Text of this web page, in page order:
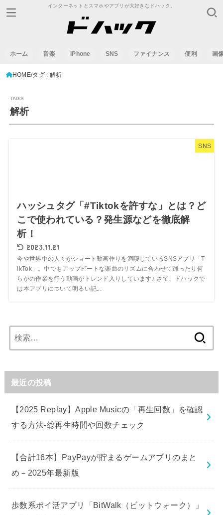
インターネットとスマホやアプリが大好きなドハック。
ホーム 音楽 iPhone SNS ファイナンス 便利 画
HOME タグ : 解析
解析
SNS
ハッシュタグ「#Tiktokを許すな」とは？ど
こで使われている？発生源などを徹底解
析！
2023.11.21
今や世界中の人々がショート動画作りを満喫しているSNSアプリ「T
ikTok」。中でもアップビートな楽曲のリズムに合わせて踊ったり何
らかの作業を行う動画がトレンド入りしています♪ さて、ドハックで
は本アプリについて明るい記...
索:
最近の投稿
【2025 Replay】Apple Musicの「再生回数」を確認
する方法-総再生時間や回数チェック
【合計16本】PayPayが貯まるゲームアプリのまと
め－2025年最新版
歩数系ポイ活アプリ「BitWalk（ビットウォーク）」